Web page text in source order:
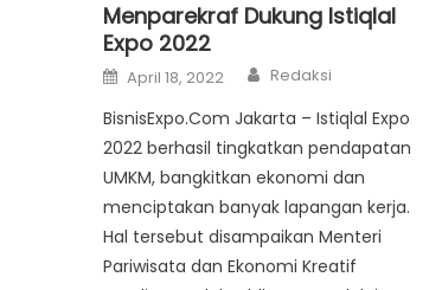
Menparekraf Dukung Istiqlal
Expo 2022
Posted
on
April 18, 2022 Author
Redaksi
BisnisExpo.Com Jakarta – Istiqlal Expo
2022 berhasil tingkatkan pendapatan
UMKM, bangkitkan ekonomi dan
menciptakan banyak lapangan kerja.
Hal tersebut disampaikan Menteri
Pariwisata dan Ekonomi Kreatif